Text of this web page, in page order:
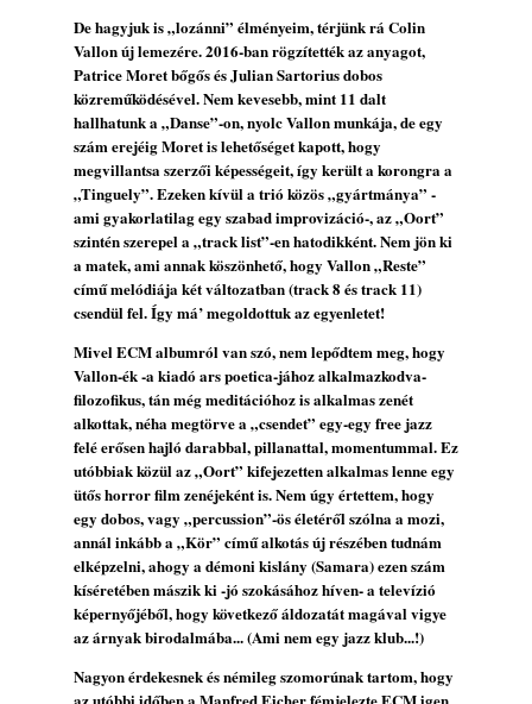
Jazz-rock albumok 1982-ből - John Scofield
„Shinola”
2026. augusztus 04.
Kikkel beszéltem 2.0 – 5. rész: D
2026. augusztus 04.
Lemezek a hatvanas-hetvenes évekből - 84.
rész: Irving Ashby – Memoirs
2026. augusztus 04.
10 éve halt meg lapunk főszerkesztő-
helyettese, Csányi Attila
2026. augusztus 04.
ből - Shakatak „Drivin’ Hard”
2026. augusztus 03.
Jazz a Márványteremben – Mizar (2008.
január 4.)
2026. augusztus 03.
Gondolataim - 2026 (XI. évfolyam - 8. rész)
2026. augusztus 02.
Exkluzív interjú Bóna Lászlóval
2026. augusztus 01.
Ma 40 éves Gyarmati Gábor és 54 éves
2026. augusztus 01.
De hagyjuk is „lozánni” élményeim, térjünk rá Colin
Vallon új lemezére. 2016-ban rögzítették az anyagot,
Patrice Moret bőgős és Julian Sartorius dobos
közreműködésével. Nem kevesebb, mint 11 dalt
hallhatunk a „Danse”-on, nyolc Vallon munkája, de egy
szám erejéig Moret is lehetőséget kapott, hogy
megvillantsa szerzői képességeit, így került a korongra a
„Tinguely”. Ezeken kívül a trió közös „gyártmánya” -
ami gyakorlatilag egy szabad improvizáció-, az „Oort”
szintén szerepel a „track list”-en hatodikként. Nem jön ki
a matek, ami annak köszönhető, hogy Vallon „Reste”
című melódiája két változatban (track 8 és track 11)
csendül fel. Így má’ megoldottuk az egyenletet!
Mivel ECM albumról van szó, nem lepődtem meg, hogy
Vallon-ék -a kiadó ars poetica-jához alkalmazkodva-
filozofikus, tán még meditációhoz is alkalmas zenét
alkottak, néha megtörve a „csendet” egy-egy free jazz
felé erősen hajló darabbal, pillanattal, momentummal. Ez
utóbbiak közül az „Oort” kifejezetten alkalmas lenne egy
ütős horror film zenéjeként is. Nem úgy értettem, hogy
egy dobos, vagy „percussion”-ös életéről szólna a mozi,
annál inkább a „Kör” című alkotás új részében tudnám
elképzelni, ahogy a démoni kislány (Samara) ezen szám
kíséretében mászik ki -jó szokásához híven- a televízió
képernyőjéből, hogy következő áldozatát magával vigye
az árnyak birodalmába... (Ami nem egy jazz klub...!)
Nagyon érdekesnek és némileg szomorúnak tartom, hogy